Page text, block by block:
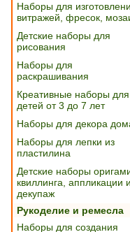
Наборы для
витражей, фресок,
Детские наборы для
рисования
Наборы для
раскрашивания
Креативные наборы для
детей от 3 до 7 лет
Наборы для декора
Наборы для лепки из
пластилина
Детские наборы
квиллинга, аппликации и
декупаж
Рукоделие и ремесла
Наборы для создания